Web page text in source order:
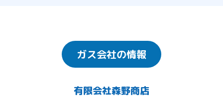
ガス会社の情報
有限会社森野商店